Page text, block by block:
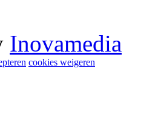
Inovamedia
cookies weigeren